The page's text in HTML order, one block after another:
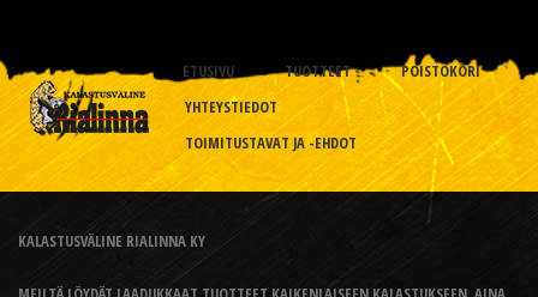
ETUSIVU TUOTTEET
POISTOKORI
YHTEYSTIEDOT
TOIMITUSTAVAT JA -EHDOT
KALASTUSVÄLINE RIALINNA KY